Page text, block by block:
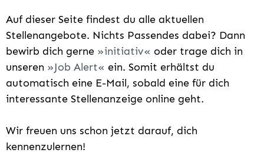
Auf dieser Seite findest du alle aktuellen
Stellenangebote. Nichts Passendes dabei? Dann
bewirb dich gerne
initiativ
oder trage dich in
unseren
Job Alert
ein. Somit erhältst du
automatisch eine E-Mail, sobald eine für dich
interessante Stellenanzeige online geht.
Wir freuen uns schon jetzt darauf, dich
kennenzulernen!